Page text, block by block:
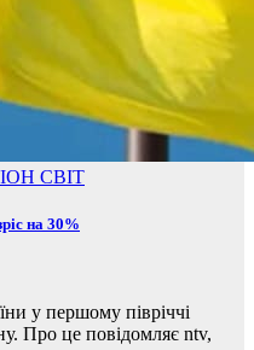
СВІТ
на 30%
у першому півріччі
Про це повідомляє ntv,